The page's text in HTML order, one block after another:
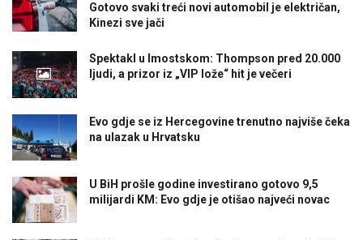
Gotovo svaki treći novi automobil je električan,
Kinezi sve jači
Spektakl u Imostskom: Thompson pred 20.000
ljudi, a prizor iz „VIP lože“ hit je večeri
Evo gdje se iz Hercegovine trenutno najviše čeka
na ulazak u Hrvatsku
U BiH prošle godine investirano gotovo 9,5
milijardi KM: Evo gdje je otišao najveći novac